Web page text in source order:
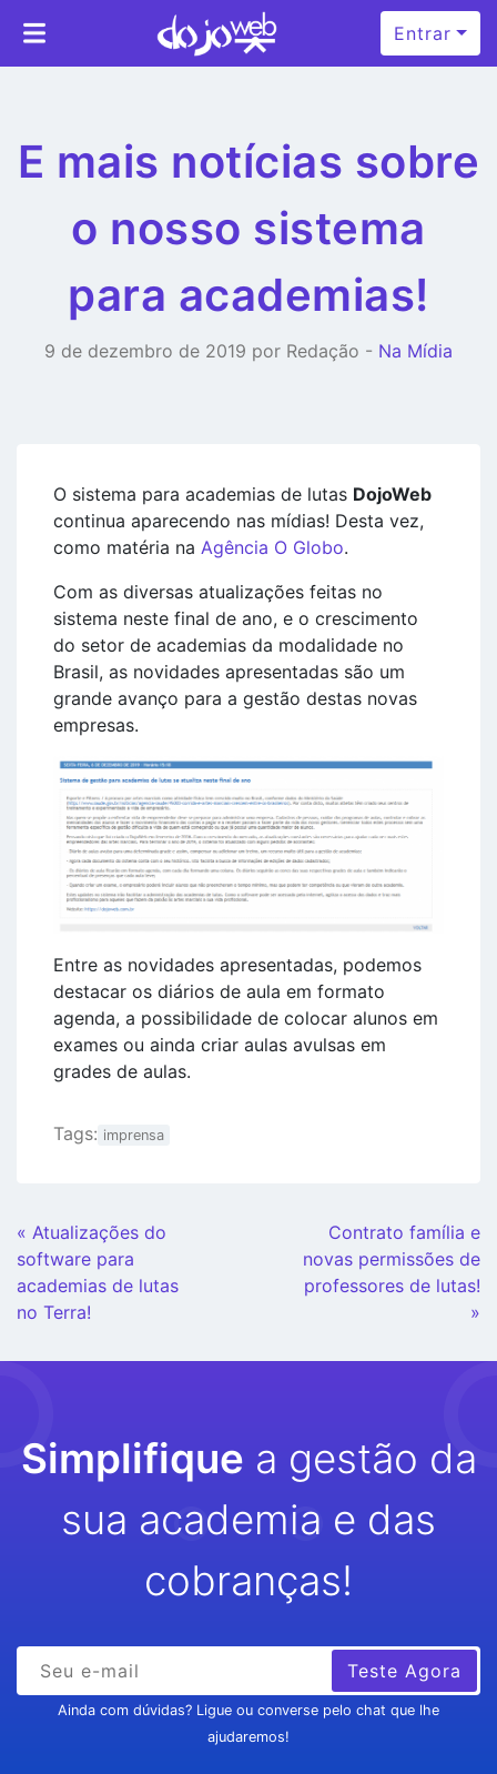
Entrar
E mais notícias sobre
o nosso sistema
para academias!
9 de dezembro de 2019 por Redação - Na Mídia
O sistema para academias de lutas DojoWeb
continua aparecendo nas mídias! Desta vez,
como matéria na Agência O Globo.
Com as diversas atualizações feitas no
sistema neste final de ano, e o crescimento
do setor de academias da modalidade no
Brasil, as novidades apresentadas são um
grande avanço para a gestão destas novas
empresas.
Entre as novidades apresentadas, podemos
destacar os diários de aula em formato
agenda, a possibilidade de colocar alunos em
exames ou ainda criar aulas avulsas em
grades de aulas.
Tags: imprensa
Continue
Lendo
« Atualizações do
software para
academias de lutas
no Terra!
Contrato família e
novas permissões de
professores de lutas!
»
Simplifique a gestão da
sua academia e das
cobranças!
Teste Agora
Ainda com dúvidas? Ligue ou converse pelo chat que lhe
ajudaremos!